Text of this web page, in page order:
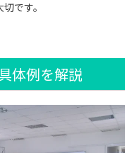
です。
体例を解説